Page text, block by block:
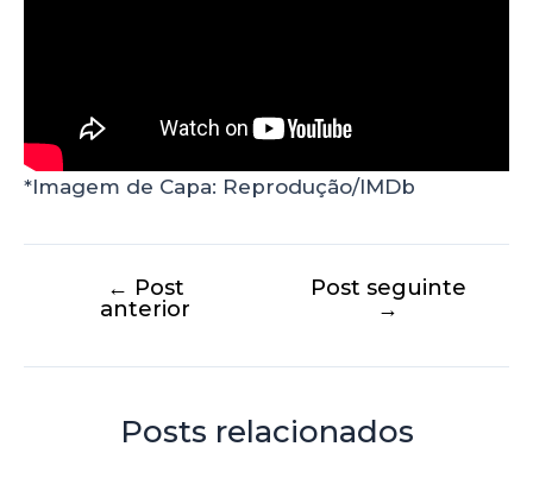
*Imagem de Capa: Reprodução/IMDb
← Post
anterior
Post seguinte
→
Posts relacionados